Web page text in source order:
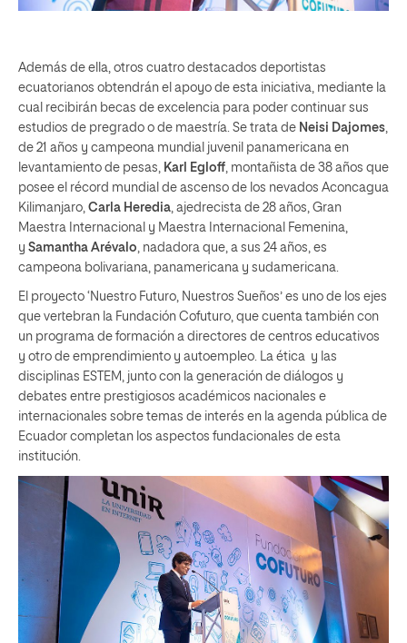
Además de ella, otros cuatro destacados deportistas
ecuatorianos obtendrán el apoyo de esta iniciativa, mediante la
cual recibirán becas de excelencia para poder continuar sus
estudios de pregrado o de maestría. Se trata de Neisi Dajomes,
de 21 años y campeona mundial juvenil panamericana en
levantamiento de pesas, Karl Egloff, montañista de 38 años que
posee el récord mundial de ascenso de los nevados Aconcagua
Kilimanjaro, Carla Heredia, ajedrecista de 28 años, Gran
Maestra Internacional y Maestra Internacional Femenina,
y Samantha Arévalo, nadadora que, a sus 24 años, es
campeona bolivariana, panamericana y sudamericana.
El proyecto ‘Nuestro Futuro, Nuestros Sueños’ es uno de los ejes
que vertebran la Fundación Cofuturo, que cuenta también con
un programa de formación a directores de centros educativos
y otro de emprendimiento y autoempleo. La ética y las
disciplinas ESTEM, junto con la generación de diálogos y
debates entre prestigiosos académicos nacionales e
internacionales sobre temas de interés en la agenda pública de
Ecuador completan los aspectos fundacionales de esta
institución.